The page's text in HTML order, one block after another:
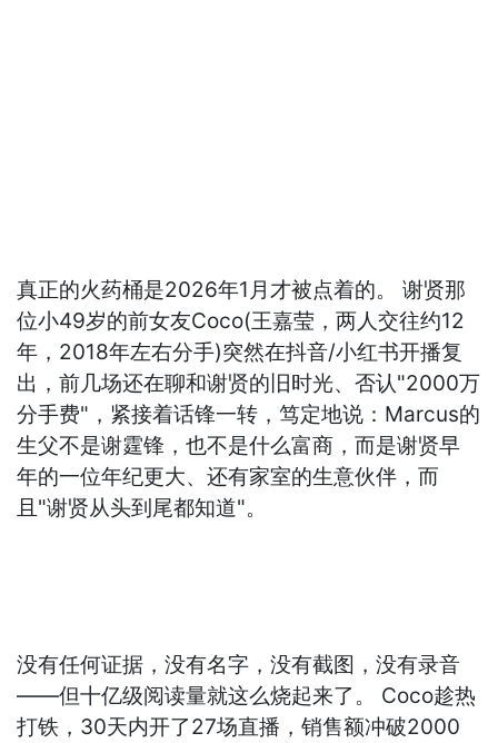
真正的火药桶是2026年1月才被点着的。 谢贤那
位小49岁的前女友Coco(王嘉莹，两人交往约12
年，2018年左右分手)突然在抖音/小红书开播复
出，前几场还在聊和谢贤的旧时光、否认"2000万
分手费"，紧接着话锋一转，笃定地说：Marcus的
生父不是谢霆锋，也不是什么富商，而是谢贤早
年的一位年纪更大、还有家室的生意伙伴，而
且"谢贤从头到尾都知道"。
没有任何证据，没有名字，没有截图，没有录音
——但十亿级阅读量就这么烧起来了。 Coco趁热
打铁，30天内开了27场直播，销售额冲破2000